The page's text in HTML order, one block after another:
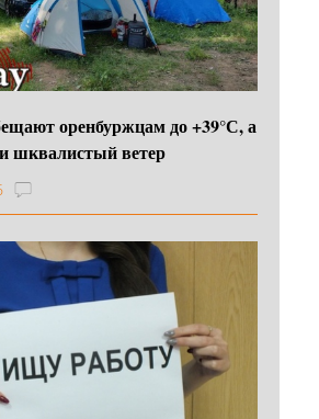
оренбуржцам до +39°С, а
шквалистый ветер